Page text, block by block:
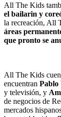
All The Kids
el bailarin y
la recreación, All
áreas
que pronto se
All The Kids
encuentran Pablo
y televisión, y
de negocios de
mercados